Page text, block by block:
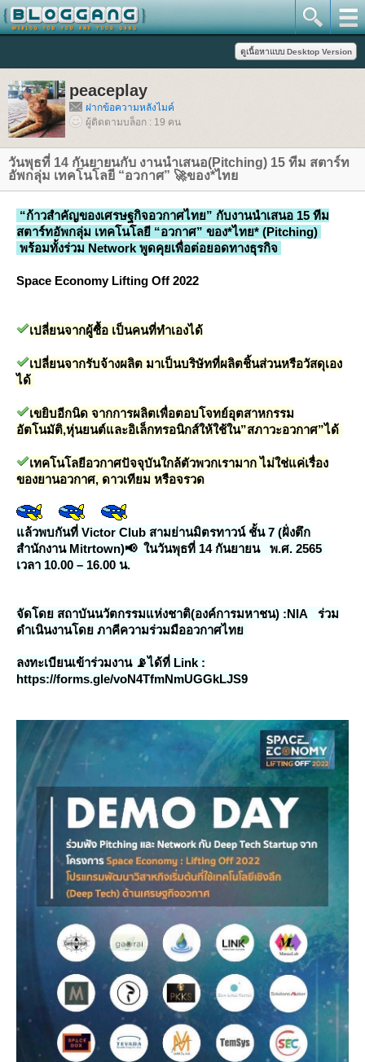
peaceplay
ฝากข้อความหลังไมค์
ผู้ติดตามบล็อก : 19 คน
วันพุธที่ 14 กันยายนกับ งานนำเสนอ(Pitching) 15 ทีม สตาร์ท
อัพกลุ่ม เทคโนโลยี “อวกาศ” 🚀ของ*ไท
“ก้าวสำคัญของเศรษฐกิจอวกาศไทย” กับงานนำเสนอ 15 ทีม
สตาร์ทอัพกลุ่ม เทคโนโลยี “อวกาศ” ของ*ไทย* (Pitching)
พร้อมทั้งร่วม Network พูดคุยเพื่อต่อยอดทางธุรกิจ
Space Economy Lifting Off 2022
เปลี่ยนจากผู้ซื้อ เป็นคนที่ทำเองได้
เปลี่ยนจากรับจ้างผลิต มาเป็นบริษัทที่ผลิตชิ้นส่วนหรือวัสดุเอง
ได้
เขยิบอีกนิด จากการผลิตเพื่อตอบโจทย์อุตสาหกรรม
อัตโนมัติ,หุ่นยนต์และอิเล็กทรอนิกส์ให้ใช้ใน”สภาวะอวกาศ”ได้
เทคโนโลยีอวกาศปัจจุบันใกล้ตัวพวกเรามาก ไม่ใช่แค่เรื่อง
ของยานอวกาศ, ดาวเทียม หรือจรวด
ล้วพบกันที่ Victor Club สามย่านมิตรทาวน์ ชั้น 7 (ฝั่งตึก
สำนักงาน Mitrtown)📢 ในวันพุธที่ 14 กันยายน พ.ศ. 2565
เวลา 10.00 – 16.00 น.
จัดโดย สถาบันนวัตกรรมแห่งชาติ(องค์การมหาชน) :NIA ร่วม
ดำเนินงานโดย ภาคีความร่วมมืออวกาศไท
ลงทะเบียนเข้าร่วมงาน 📡ได้ที่ Link :
https://forms.gle/voN4TfmNmUGGkLJS9